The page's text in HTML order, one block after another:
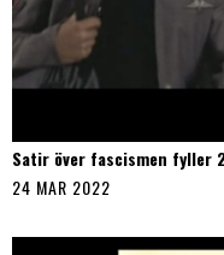
Satir över fascismen fyller
24 MAR 2022